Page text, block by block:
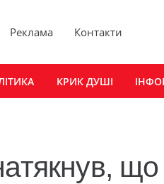
Реклама Контакти
КРИК ДУШІ